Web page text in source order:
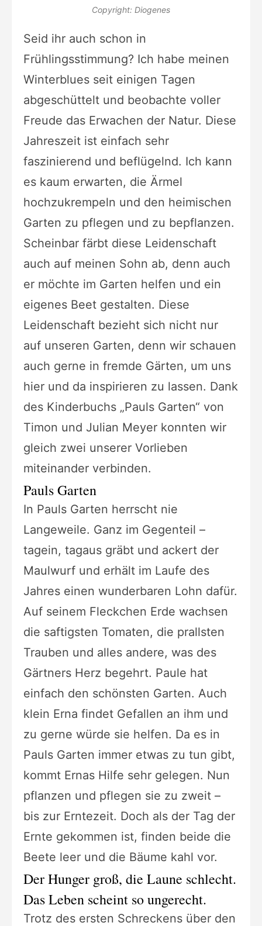
Copyright: Diogenes
Seid ihr auch schon in
Frühlingsstimmung? Ich habe meinen
Winterblues seit einigen Tagen
abgeschüttelt und beobachte voller
Freude das Erwachen der Natur. Diese
Jahreszeit ist einfach sehr
faszinierend und beflügelnd. Ich kann
es kaum erwarten, die Ärmel
hochzukrempeln und den heimischen
Garten zu pflegen und zu bepflanzen.
Scheinbar färbt diese Leidenschaft
auch auf meinen Sohn ab, denn auch
er möchte im Garten helfen und ein
eigenes Beet gestalten. Diese
Leidenschaft bezieht sich nicht nur
auf unseren Garten, denn wir schauen
auch gerne in fremde Gärten, um uns
hier und da inspirieren zu lassen. Dank
des Kinderbuchs „Pauls Garten“ von
Timon und Julian Meyer konnten wir
gleich zwei unserer Vorlieben
miteinander verbinden.
Pauls Garten
In Pauls Garten herrscht nie
Langeweile. Ganz im Gegenteil –
tagein, tagaus gräbt und ackert der
Maulwurf und erhält im Laufe des
Jahres einen wunderbaren Lohn dafür.
Auf seinem Fleckchen Erde wachsen
die saftigsten Tomaten, die prallsten
Trauben und alles andere, was des
Gärtners Herz begehrt. Paule hat
einfach den schönsten Garten. Auch
klein Erna findet Gefallen an ihm und
zu gerne würde sie helfen. Da es in
Pauls Garten immer etwas zu tun gibt,
kommt Ernas Hilfe sehr gelegen. Nun
pflanzen und pflegen sie zu zweit –
bis zur Erntezeit. Doch als der Tag der
Ernte gekommen ist, finden beide die
Beete leer und die Bäume kahl vor.
Der Hunger groß, die Laune schlecht.
Das Leben scheint so ungerecht.
Trotz des ersten Schreckens über den